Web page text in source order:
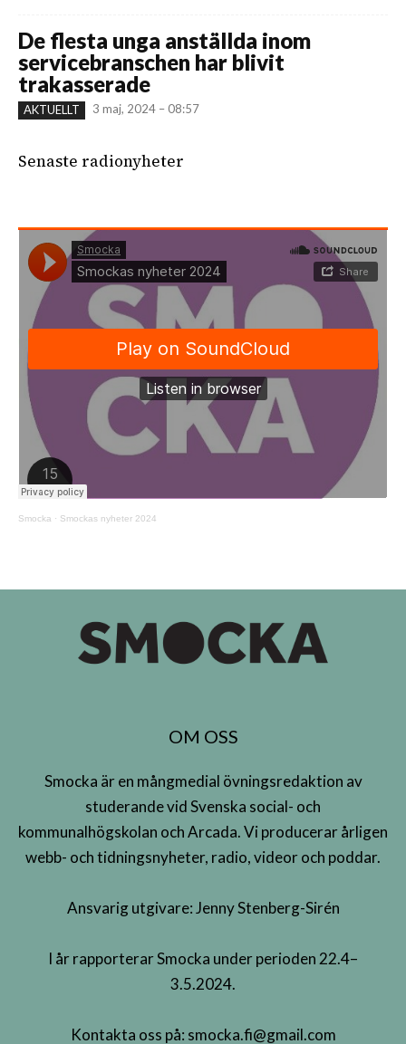
De flesta unga anställda inom
servicebranschen har blivit
trakasserade
AKTUELLT 3 maj, 2024 – 08:57
Senaste radionyheter
Smocka · Smockas nyheter 2024
OM OSS
Smocka är en mångmedial övningsredaktion av
studerande vid Svenska social- och
kommunalhögskolan och Arcada. Vi producerar årligen
webb- och tidningsnyheter, radio, videor och poddar.
Ansvarig utgivare: Jenny Stenberg-Sirén
I år rapporterar Smocka under perioden 22.4–
3.5.2024.
Kontakta oss på: smocka.fi@gmail.com